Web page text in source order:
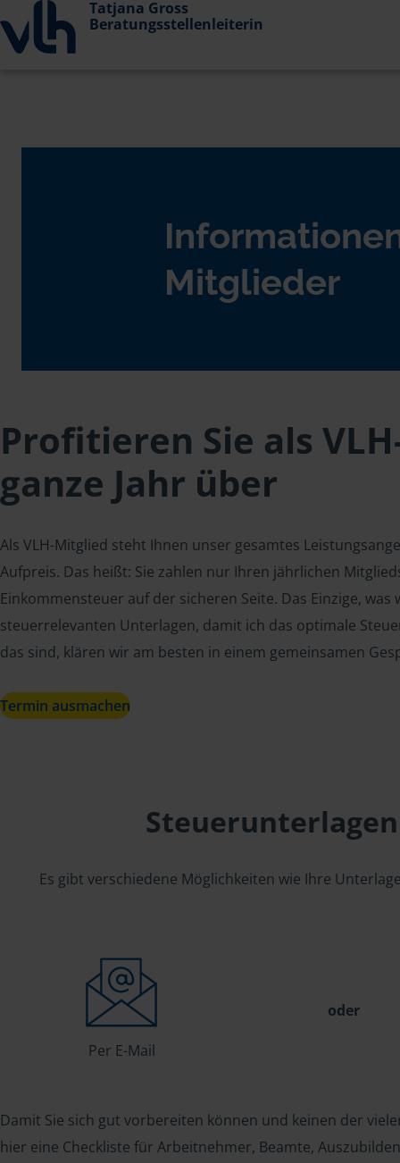
Tatjana Gross
Beratungsstellenleiterin
Mitglieder
Profitieren Sie als
ganze Jahr über
Als VLH-Mitglied steht Ihnen unser gesamtes
Aufpreis. Das heißt: Sie zahlen nur Ihren jährlichen
Einkommensteuer auf der sicheren Seite. Das Einzige,
steuerrelevanten Unterlagen, damit ich das optimale
das sind, klären wir am besten in einem gemeinsamen
Termin ausmachen
Es gibt verschiedene Möglichkeiten wie Ihre
Per E-Mail
oder
Damit Sie sich gut vorbereiten können und keinen der
hier eine Checkliste für Arbeitnehmer, Beamte,